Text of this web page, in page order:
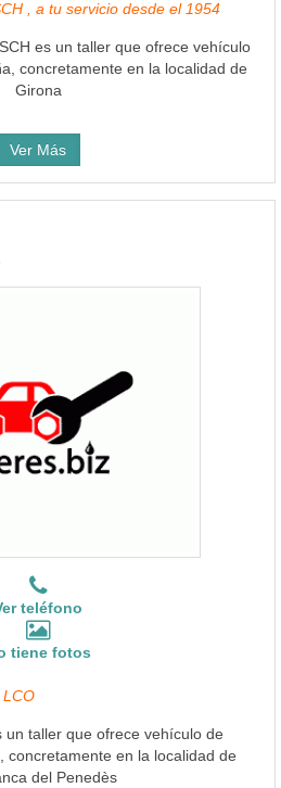
, a tu servicio desde el 1954
es un taller que ofrece vehículo
concretamente en la localidad de
Girona
Ver Más
teléfono
tiene fotos
un taller que ofrece vehículo de
concretamente en la localidad de
del Penedès